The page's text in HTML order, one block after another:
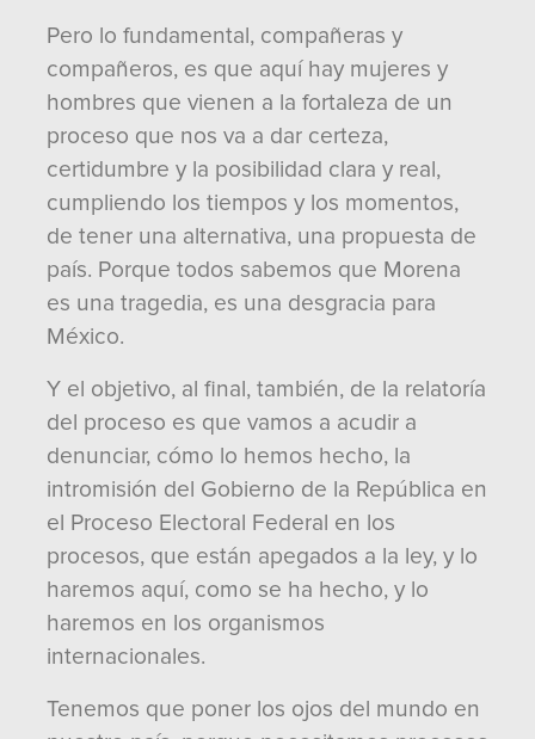
Pero lo fundamental, compañeras y
compañeros, es que aquí hay mujeres y
hombres que vienen a la fortaleza de un
proceso que nos va a dar certeza,
certidumbre y la posibilidad clara y real,
cumpliendo los tiempos y los momentos,
de tener una alternativa, una propuesta de
país. Porque todos sabemos que Morena
es una tragedia, es una desgracia para
México.
Y el objetivo, al final, también, de la relatoría
del proceso es que vamos a acudir a
denunciar, cómo lo hemos hecho, la
intromisión del Gobierno de la República en
el Proceso Electoral Federal en los
procesos, que están apegados a la ley, y lo
haremos aquí, como se ha hecho, y lo
haremos en los organismos
internacionales.
Tenemos que poner los ojos del mundo en